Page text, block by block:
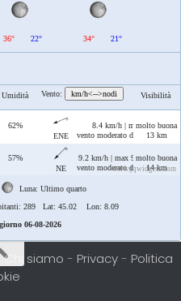
36° 22° 34° 21°
Umidità Vento: km/h<-->nodi Visibilità
62%
ENE
8.4 km/h | max 9.8 km/h
vento moderato di Grecale/
molto buona
13 km
57%
NE
9.2 km/h | max 9.4 km/h
vento moderato di Grecale
molto buona
14 km
www.jqwidgets.com
Luna: Ultimo quarto
289 Lat: 45.02 Lon: 8.09
06-08-2026
Chi siamo - Privacy- Politica